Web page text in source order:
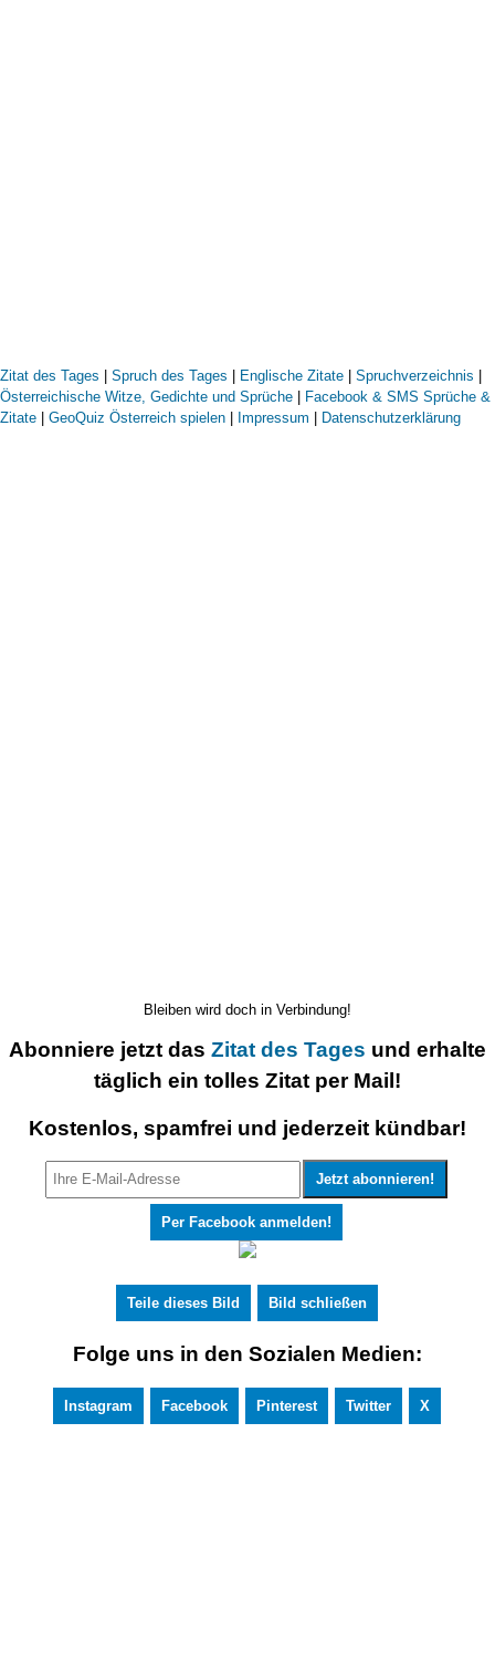
Zitat des Tages | Spruch des Tages | Englische Zitate | Spruchverzeichnis |
Österreichische Witze, Gedichte und Sprüche | Facebook & SMS Sprüche &
Zitate | GeoQuiz Österreich spielen | Impressum | Datenschutzerklärung
Bleiben wird doch in Verbindung!
Abonniere jetzt das Zitat des Tages und erhalte
täglich ein tolles Zitat per Mail!
Kostenlos, spamfrei und jederzeit kündbar!
Per Facebook anmelden!
Teile dieses Bild Bild schließen
Folge uns in den Sozialen Medien:
Instagram Facebook Pinterest Twitter X